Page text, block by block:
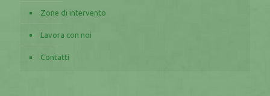
Zone di intervento
Lavora con noi
Contatti